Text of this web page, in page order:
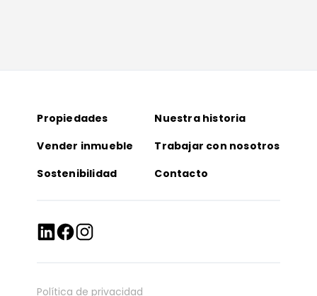
Propiedades
Nuestra historia
Vender inmueble
Trabajar con nosotros
Sostenibilidad
Contacto
Política de privacidad